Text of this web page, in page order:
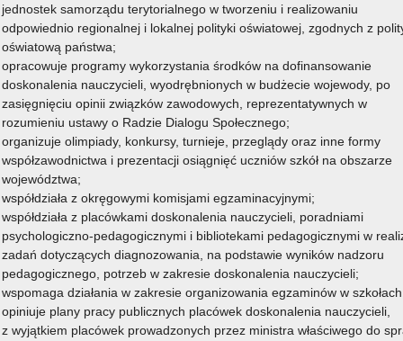
w roku szkolnym 2025/2026
w roku szkolnym 2025/2026
13 czerwca 2025
szkół podstawowych w roku szkolnym 2025/2026
podstawowych w roku szkolnym 2025/2026
13 czerwca 2025
szkół podstawowych w roku szkolnym 2025/2026
Czytaj więcej
podstawowych w roku szkolnym 2025/2026
jednostek samorządu terytorialnego w tworzeniu i realizowaniu
odpowiednio regionalnej i lokalnej polityki oświatowej, zgodnych z
oświatową państwa;
opracowuje programy wykorzystania środków na dofinansowanie
doskonalenia nauczycieli, wyodrębnionych w budżecie wojewody, po
zasięgnięciu opinii związków zawodowych, reprezentatywnych w
rozumieniu ustawy o Radzie Dialogu Społecznego;
organizuje olimpiady, konkursy, turnieje, przeglądy oraz inne formy
współzawodnictwa i prezentacji osiągnięć uczniów szkół na obszarze
województwa;
współdziała z okręgowymi komisjami egzaminacyjnymi;
współdziała z placówkami doskonalenia nauczycieli, poradniami
psychologiczno-pedagogicznymi i bibliotekami pedagogicznymi w
zadań dotyczących diagnozowania, na podstawie wyników nadzoru
pedagogicznego, potrzeb w zakresie doskonalenia nauczycieli;
wspomaga działania w zakresie organizowania egzaminów w
opiniuje plany pracy publicznych placówek doskonalenia nauczycieli,
z wyjątkiem placówek prowadzonych przez ministra właściwego do